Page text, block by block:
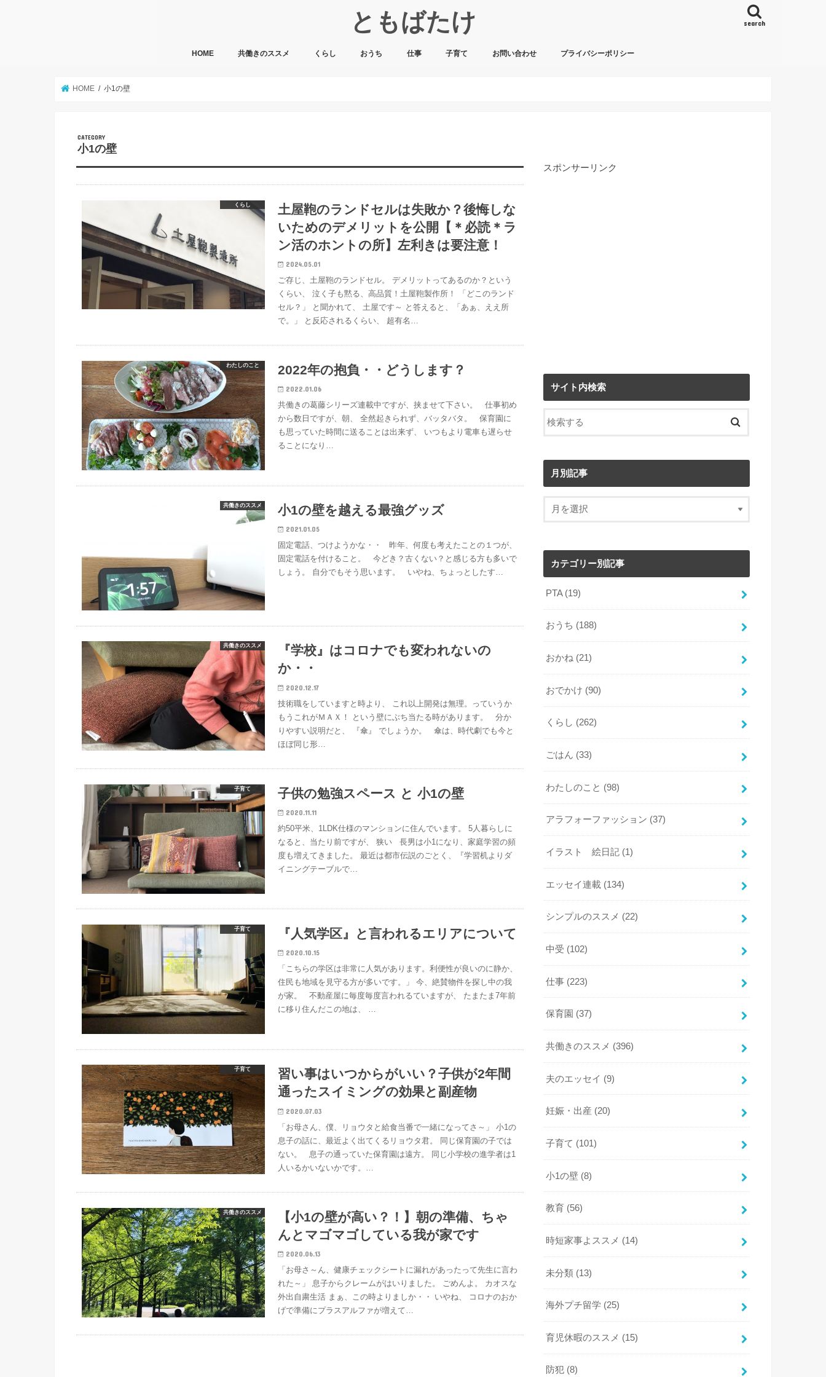
ともばたけ search
HOME 共働きのススメ くらし おうち 仕事 子育て お問い合わせ プライバシーポリシー
HOME 小1の壁
小1の壁
くらし
土屋鞄のランドセルは失敗か？後悔しな
いためのデメリットを公開【＊必読＊ラ
ン活のホントの所】左利きは要注意！
2024.05.01
ご存じ、土屋鞄のランドセル。 デメリットってあるのか？という
くらい、 泣く子も黙る、高品質！土屋鞄製作所！ 「どこのランド
セル？」 と聞かれて、 土屋です～ と答えると、「あぁ、ええ所
で。」 と反応されるくらい、 超有名…
わたしのこと 2022年の抱負・・どうします？
2022.01.06
共働きの葛藤シリーズ連載中ですが、挟ませて下さい。 仕事初め
から数日ですが、朝、 全然起きられず、バッタバタ。 保育園に
も思っていた時間に送ることは出来ず、 いつもより電車も遅らせ
ることになり…
共働きのススメ 小1の壁を越える最強グッズ
2021.01.05
固定電話、つけようかな・・ 昨年、何度も考えたことの１つが、
固定電話を付けること。 今どき？古くない？と感じる方も多いで
しょう。 自分でもそう思います。 いやね、ちょっとしたす…
共働きのススメ
『学校』はコロナでも変われないの
か・・
2020.12.17
技術職をしていますと時より、 これ以上開発は無理。っていうか
もうこれがＭＡＸ！ という壁にぶち当たる時があります。 分か
りやすい説明だと、 『傘』 でしょうか。 傘は、時代劇でも今と
ほぼ同じ形…
子育て 子供の勉強スペース と 小1の壁
2020.11.11
約50平米、1LDK仕様のマンションに住んでいます。 5人暮らしに
なると、当たり前ですが、 狭い 長男は小1になり、家庭学習の頻
度も増えてきました。 最近は都市伝説のごとく、『学習机よりダ
イニングテーブルで…
子育て 『人気学区』と言われるエリアについて
2020.10.15
「こちらの学区は非常に人気があります。利便性が良いのに静か、
住民も地域を見守る方が多いです。」 今、絶賛物件を探し中の我
が家。 不動産屋に毎度毎度言われるていますが、 たまたま7年前
に移り住んだこの地は、 …
子育て
習い事はいつからがいい？子供が2年間
通ったスイミングの効果と副産物
2020.07.03
「お母さん、僕、リョウタと給食当番で一緒になってさ～」 小1の
息子の話に、最近よく出てくるリョウタ君。 同じ保育園の子では
ない。 息子の通っていた保育園は遠方。 同じ小学校の進学者は1
人いるかいないかです。…
共働きのススメ
【小1の壁が高い？！】朝の準備、ちゃ
んとマゴマゴしている我が家です
2020.06.13
「お母さ～ん、健康チェックシートに漏れがあったって先生に言わ
れた～」 息子からクレームがはいりました。 ごめんよ。 カオスな
外出自粛生活 まぁ、この時よりましか・・ いやね、 コロナのおか
げで準備にプラスアルファが増えて…
スポンサーリンク
サイト内検索
月別記事
カテゴリー別記事
PTA (19)
おうち (188)
おかね (21)
おでかけ (90)
くらし (262)
ごはん (33)
わたしのこと (98)
アラフォーファッション (37)
イラスト 絵日記 (1)
エッセイ連載 (134)
シンプルのススメ (22)
中受 (102)
仕事 (223)
保育園 (37)
共働きのススメ (396)
夫のエッセイ (9)
妊娠・出産 (20)
子育て (101)
小1の壁 (8)
教育 (56)
時短家事よススメ (14)
未分類 (13)
海外プチ留学 (25)
育児休暇のススメ (15)
防犯 (8)